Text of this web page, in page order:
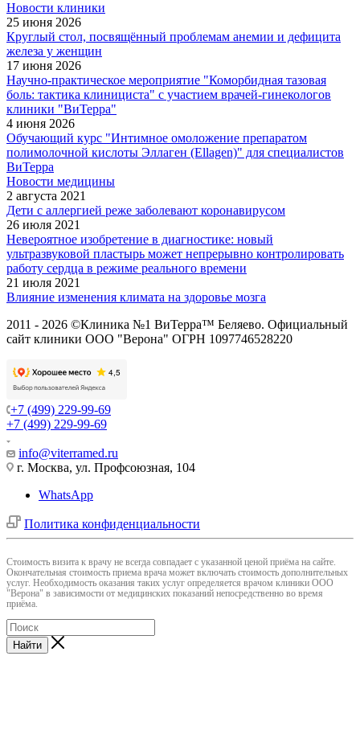
Новости клиники
25 июня 2026
Круглый стол, посвящённый проблемам анемии и дефицита
железа у женщин
17 июня 2026
Научно-практическое мероприятие "Коморбидная тазовая
боль: тактика клинициста" с участием врачей-гинекологов
клиники "ВиТерра"
4 июня 2026
Обучающий курс "Интимное омоложение препаратом
полимолочной кислоты Эллаген (Ellagen)" для специалистов
ВиТерра
Новости медицины
2 августа 2021
Дети с аллергией реже заболевают коронавирусом
26 июля 2021
Невероятное изобретение в диагностике: новый
ультразвуковой пластырь может непрерывно контролировать
работу сердца в режиме реального времени
21 июля 2021
Влияние изменения климата на здоровье мозга
2011 - 2026 ©Клиника №1 ВиТерра™ Беляево. Официальный
сайт клиники ООО "Верона" ОГРН 1097746528220
+7 (499) 229-99-69
+7 (499) 229-99-69
info@viterramed.ru
г. Москва, ул. Профсоюзная, 104
WhatsApp
Политика конфиденциальности
Cтоимость визита к врачу не всегда совпадает с указанной ценой приёма на сайте.
Окончательная стоимость приема врача может включать стоимость дополнительных
услуг. Необходимость оказания таких услуг определяется врачом клиники ООО
"Верона" в зависимости от медицинских показаний непосредственно во время
приёма.
Найти